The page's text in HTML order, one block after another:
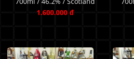
1.600.000 đ